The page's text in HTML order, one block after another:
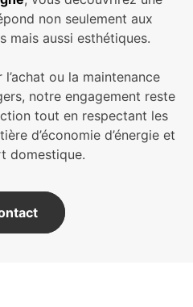
non seulement aux
mais aussi esthétiques.
ou la maintenance
notre engagement reste
tout en respectant les
d’économie d’énergie et
domestique.